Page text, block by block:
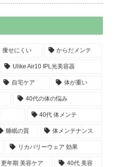
痩せにくい からだメンテ
Ulike Air10 IPL光美容器
自宅ケア 体が重い
40代の体の悩み
40代 体メンテ
睡眠の質 体メンテナンス
リカバリーウェア 効果
更年期 美容ケア 40代 美容